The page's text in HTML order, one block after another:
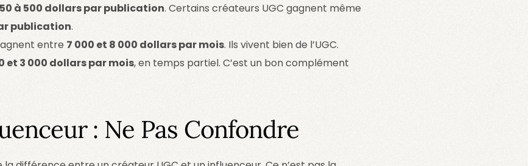
à 500 dollars par publication. Certains créateurs UGC gagnent même
publication.
entre 7 000 et 8 000 dollars par mois. Ils vivent bien de l’UGC.
et 3 000 dollars par mois, en temps partiel. C’est un bon complément
: Ne Pas Confondre